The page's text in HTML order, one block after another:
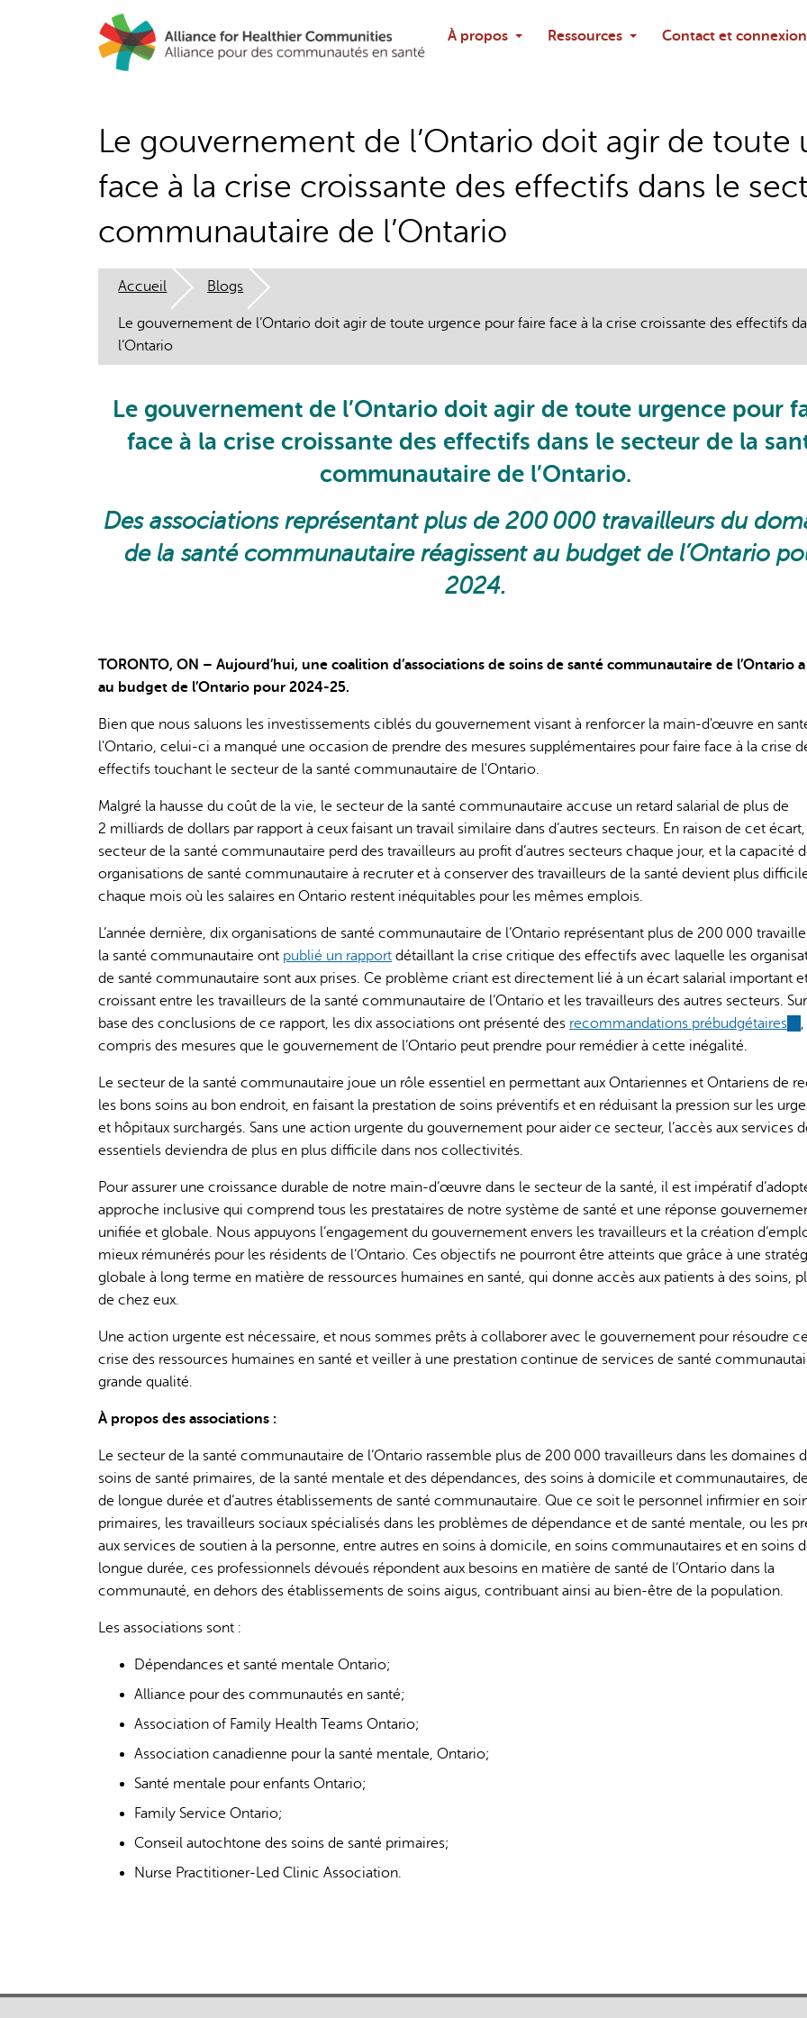
Poser une
L'IA peut afficher des
À propos Ressources Contact et connexion
Le gouvernement de l’Ontario doit agir de toute
face à la crise croissante des effectifs dans le
communautaire de l’Ontario
Accueil Blogs
Le gouvernement de l’Ontario doit agir de toute urgence pour faire face à la crise croissante des effectifs
l’Ontario
Le gouvernement de l’Ontario doit agir de toute urgence pour
face à la crise croissante des effectifs dans le secteur de la
communautaire de l’Ontario.
Des associations représentant plus de 200 000 travailleurs du
de la santé communautaire réagissent au budget de l’Ontario
2024.
TORONTO, ON – Aujourd’hui, une coalition d’associations de soins de santé communautaire de l’Ontario
au budget de l’Ontario pour 2024-25.
Bien que nous saluons les investissements ciblés du gouvernement visant à renforcer la main-d'œuvre en
l'Ontario, celui-ci a manqué une occasion de prendre des mesures supplémentaires pour faire face à la crise
effectifs touchant le secteur de la santé communautaire de l'Ontario.
Malgré la hausse du coût de la vie, le secteur de la santé communautaire accuse un retard salarial de plus de
2 milliards de dollars par rapport à ceux faisant un travail similaire dans d’autres secteurs. En raison de cet
secteur de la santé communautaire perd des travailleurs au profit d’autres secteurs chaque jour, et la capacité
organisations de santé communautaire à recruter et à conserver des travailleurs de la santé devient plus
chaque mois où les salaires en Ontario restent inéquitables pour les mêmes emplois.
L’année dernière, dix organisations de santé communautaire de l’Ontario représentant plus de 200 000
la santé communautaire ont publié un rapport détaillant la crise critique des effectifs avec laquelle les
de santé communautaire sont aux prises. Ce problème criant est directement lié à un écart salarial important
croissant entre les travailleurs de la santé communautaire de l’Ontario et les travailleurs des autres secteurs.
base des conclusions de ce rapport, les dix associations ont présenté des recommandations prébudgétaires
compris des mesures que le gouvernement de l’Ontario peut prendre pour remédier à cette inégalité.
Le secteur de la santé communautaire joue un rôle essentiel en permettant aux Ontariennes et Ontariens de
les bons soins au bon endroit, en faisant la prestation de soins préventifs et en réduisant la pression sur les
et hôpitaux surchargés. Sans une action urgente du gouvernement pour aider ce secteur, l’accès aux services
essentiels deviendra de plus en plus difficile dans nos collectivités.
Pour assurer une croissance durable de notre main-d’œuvre dans le secteur de la santé, il est impératif
approche inclusive qui comprend tous les prestataires de notre système de santé et une réponse
unifiée et globale. Nous appuyons l’engagement du gouvernement envers les travailleurs et la création
mieux rémunérés pour les résidents de l’Ontario. Ces objectifs ne pourront être atteints que grâce à une
globale à long terme en matière de ressources humaines en santé, qui donne accès aux patients à des soins,
de chez eux.
Une action urgente est nécessaire, et nous sommes prêts à collaborer avec le gouvernement pour résoudre
crise des ressources humaines en santé et veiller à une prestation continue de services de santé
grande qualité.
À propos des associations :
Le secteur de la santé communautaire de l’Ontario rassemble plus de 200 000 travailleurs dans les domaines
soins de santé primaires, de la santé mentale et des dépendances, des soins à domicile et communautaires,
de longue durée et d’autres établissements de santé communautaire. Que ce soit le personnel infirmier en
primaires, les travailleurs sociaux spécialisés dans les problèmes de dépendance et de santé mentale, ou les
aux services de soutien à la personne, entre autres en soins à domicile, en soins communautaires et en soins
longue durée, ces professionnels dévoués répondent aux besoins en matière de santé de l’Ontario dans la
communauté, en dehors des établissements de soins aigus, contribuant ainsi au bien-être de la population.
Les associations sont :
Dépendances et santé mentale Ontario;
Alliance pour des communautés en santé;
Association of Family Health Teams Ontario;
Association canadienne pour la santé mentale, Ontario;
Santé mentale pour enfants Ontario;
Family Service Ontario;
Conseil autochtone des soins de santé primaires;
Nurse Practitioner-Led Clinic Association.